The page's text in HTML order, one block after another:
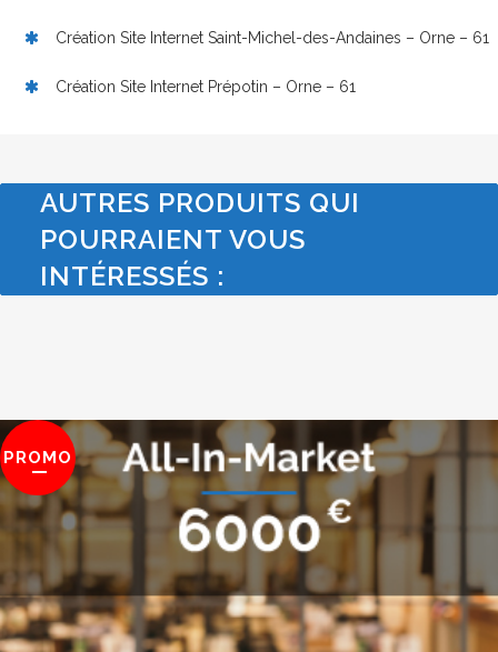
Création Site Internet Saint-Michel-des-Andaines – Orne – 61
Création Site Internet Prépotin – Orne – 61
AUTRES PRODUITS QUI
POURRAIENT VOUS
INTÉRESSÉS :
PROMO